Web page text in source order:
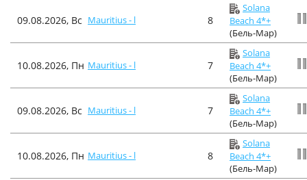
09.08.2026, Вс Mauritius - l 8
Solana
Beach 4*+
(Бель-Мар)
10.08.2026, Пн Mauritius - l 7
Solana
Beach 4*+
(Бель-Мар)
09.08.2026, Вс Mauritius - l 7
Solana
Beach 4*+
(Бель-Мар)
10.08.2026, Пн Mauritius - l 8
Solana
Beach 4*+
(Бель-Мар)